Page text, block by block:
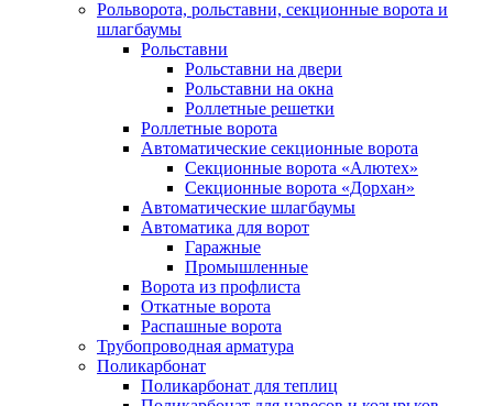
Рольворота, рольставни, секционные ворота и
шлагбаумы
Рольставни
Рольставни на двери
Рольставни на окна
Роллетные решетки
Роллетные ворота
Автоматические секционные ворота
Секционные ворота «Алютех»
Секционные ворота «Дорхан»
Автоматические шлагбаумы
Автоматика для ворот
Гаражные
Промышленные
Ворота из профлиста
Откатные ворота
Распашные ворота
Трубопроводная арматура
Поликарбонат
Поликарбонат для теплиц